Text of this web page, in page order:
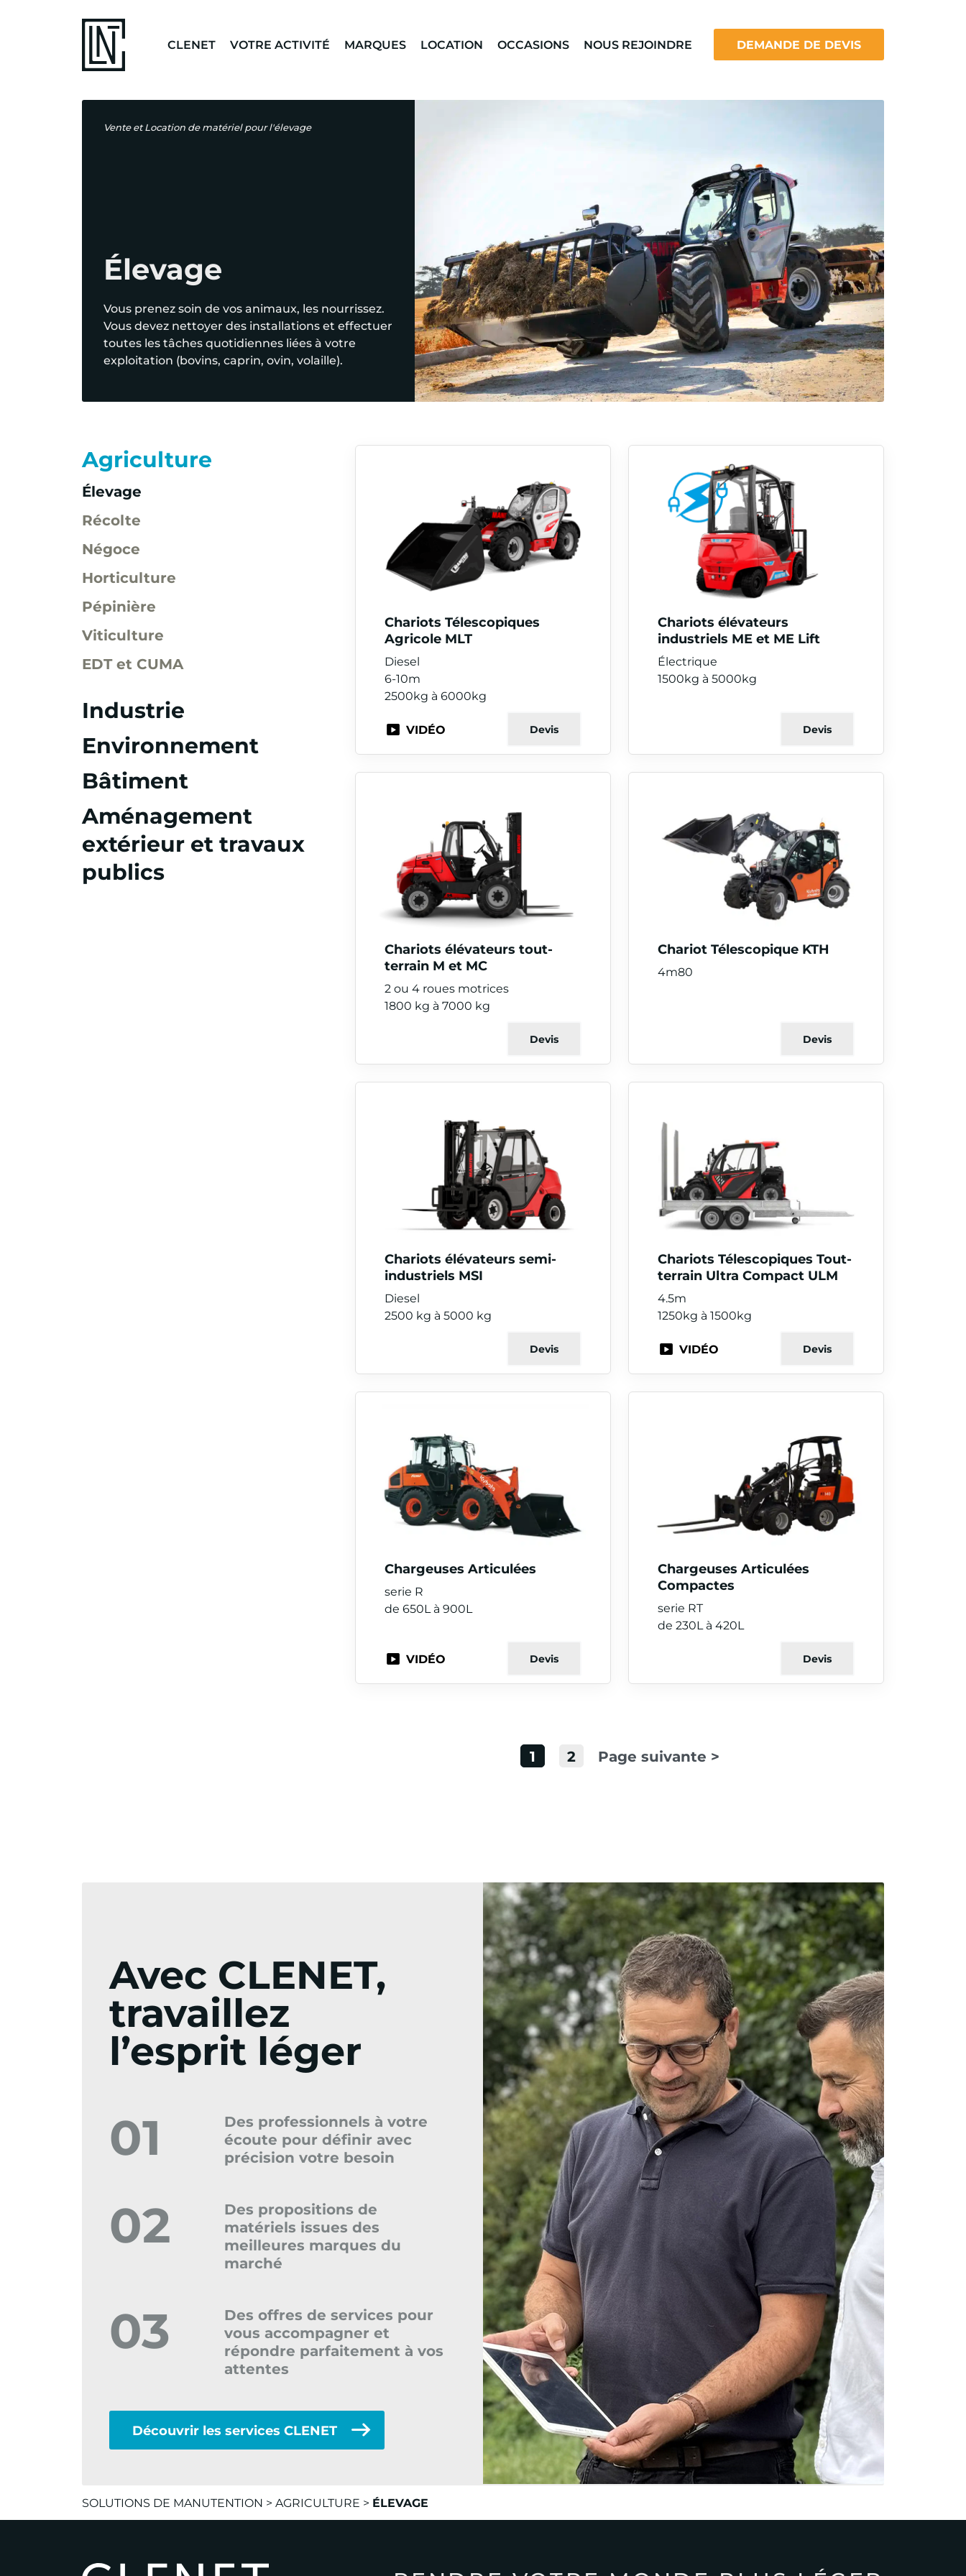
CLENET VOTRE ACTIVITÉ MARQUES LOCATION OCCASIONS NOUS REJOINDRE DEMANDE DE DEVIS
Vente et Location de matériel pour l'élevage
Élevage
Vous prenez soin de vos animaux, les nourrissez.
Vous devez nettoyer des installations et effectuer
toutes les tâches quotidiennes liées à votre
exploitation (bovins, caprin, ovin, volaille).
Agriculture
Élevage
Récolte
Négoce
Horticulture
Pépinière
Viticulture
EDT et CUMA
Industrie
Environnement
Bâtiment
Aménagement
extérieur et travaux
publics
Chariots Télescopiques
Agricole MLT
Diesel
6-10m
2500kg à 6000kg
VIDÉO Devis
Chariots élévateurs
industriels ME et ME Lift
Électrique
1500kg à 5000kg
Devis
Chariots élévateurs tout-
terrain M et MC
2 ou 4 roues motrices
1800 kg à 7000 kg
Devis
Chariot Télescopique KTH
4m80
Devis
Chariots élévateurs semi-
industriels MSI
Diesel
2500 kg à 5000 kg
Devis
Chariots Télescopiques Tout-
terrain Ultra Compact ULM
4.5m
1250kg à 1500kg
VIDÉO Devis
Chargeuses Articulées
serie R
de 650L à 900L
VIDÉO Devis
Chargeuses Articulées
Compactes
serie RT
de 230L à 420L
Devis
1 2 Page suivante >
Avec CLENET,
travaillez
l’esprit léger
01
Des professionnels à votre
écoute pour définir avec
précision votre besoin
02
Des propositions de
matériels issues des
meilleures marques du
marché
03
Des offres de services pour
vous accompagner et
répondre parfaitement à vos
attentes
Découvrir les services CLENET
SOLUTIONS DE MANUTENTION > AGRICULTURE > ÉLEVAGE